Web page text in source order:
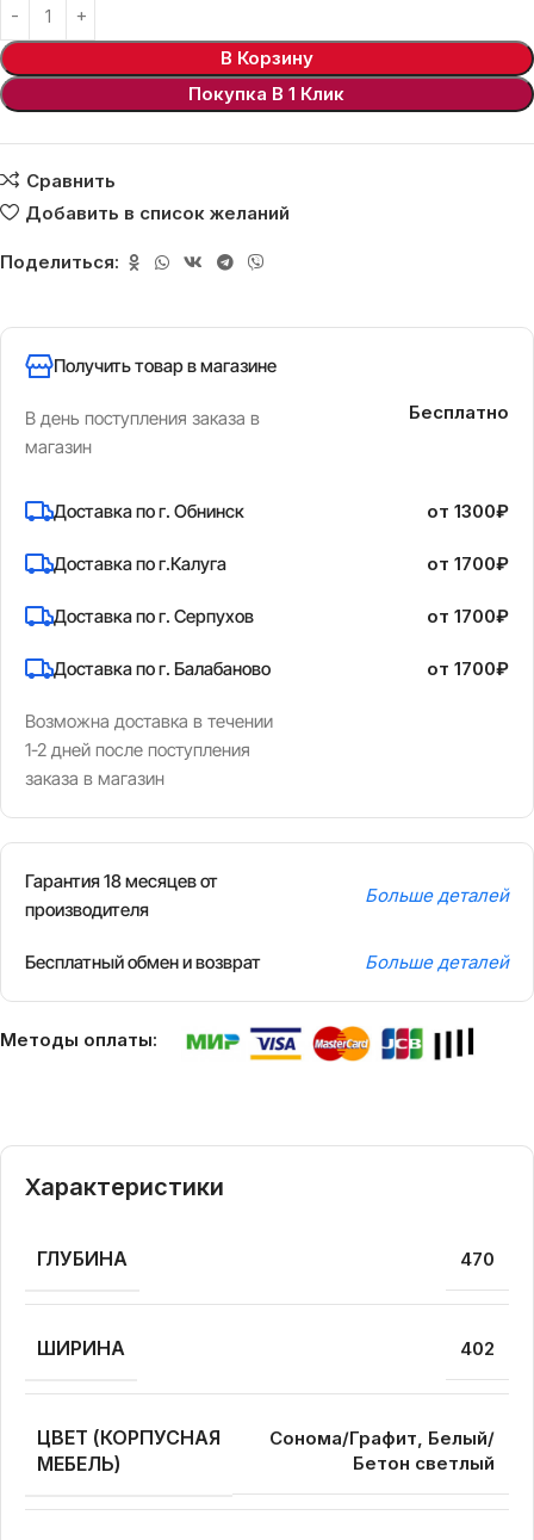
В Корзину
Покупка В 1 Клик
Сравнить
Добавить в список желаний
Поделиться:
Получить товар в магазине
В день поступления заказа в
магазин
Бесплатно
Доставка по г. Обнинск
Доставка по г.Калуга
Доставка по г. Серпухов
Доставка по г. Балабаново
Возможна доставка в течении
1-2 дней после поступления
заказа в магазин
от 1300₽
от 1700₽
от 1700₽
от 1700₽
Гарантия 18 месяцев от
производителя
Больше деталей
Бесплатный обмен и возврат Больше деталей
Методы оплаты:
Характеристики
ГЛУБИНА 470
ШИРИНА 402
ЦВЕТ (КОРПУСНАЯ
МЕБЕЛЬ)
Сонома/Графит, Белый/
Бетон светлый